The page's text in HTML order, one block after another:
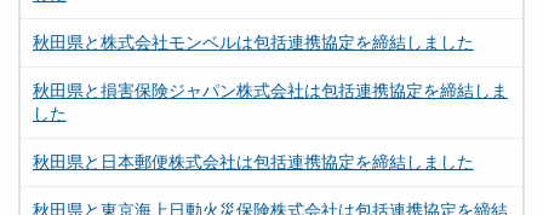
秋田県と株式会社モンベルは包括連携協定を締結しました
秋田県と損害保険ジャパン株式会社は包括連携協定を締結しま
した
秋田県と日本郵便株式会社は包括連携協定を締結しました
秋田県と東京海上日動火災保険株式会社は包括連携協定を締結